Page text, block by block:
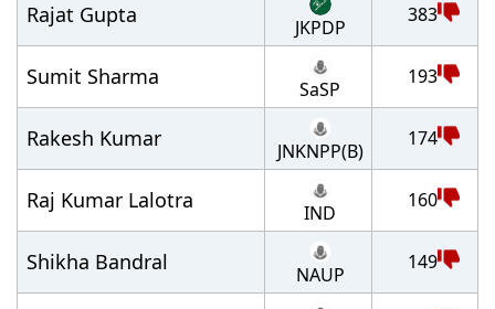
Rajat Gupta JKPDP
383
Sumit Sharma SaSP
193
Rakesh Kumar JNKNPP(B)
174
Raj Kumar Lalotra IND
160
Shikha Bandral NAUP
149